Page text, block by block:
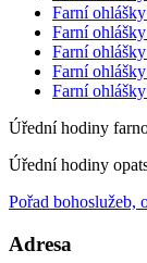
Farní
Farní
Farní
Farní
Farní
Úřední hodiny
Úřední hodiny
Pořad bohoslužeb,
Adresa